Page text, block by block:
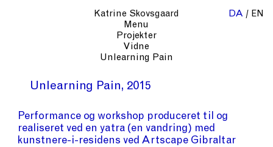
Katrine Skovsgaard
Menu
Projekter
Vidne
Unlearning Pain
DA EN
Unlearning Pain 2015
Performance og workshop produceret til og
realiseret ved en yatra (en vandring) med
kunstnere-i-residens ved Artscape Gibraltar